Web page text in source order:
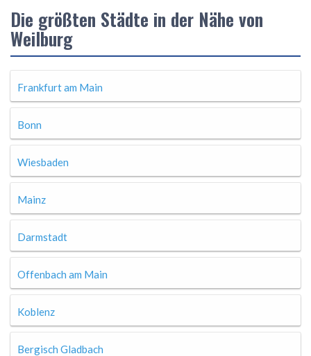
Die größten Städte in der Nähe von
Weilburg
Frankfurt am Main
Bonn
Wiesbaden
Mainz
Darmstadt
Offenbach am Main
Koblenz
Bergisch Gladbach